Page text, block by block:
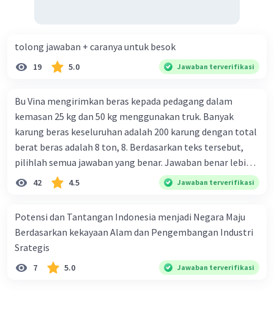
tolong jawaban + caranya untuk besok
19 5.0 Jawaban terverifikasi
Bu Vina mengirimkan beras kepada pedagang dalam
kemasan 25 kg dan 50 kg menggunakan truk. Banyak
karung beras keseluruhan adalah 200 karung dengan total
berat beras adalah 8 ton, 8. Berdasarkan teks tersebut,
pilihlah semua jawaban yang benar. Jawaban benar lebih
dari satu. Banyak karung beras kemasan 25 kg adalah 50
buah. Banyak karung beras kemasan 50 kg adalah 150
ton. Perbandingan berat beras kemasan 25 kg dan 50 kg
dalam truk adalah 1: 3. 9. Berdasarkan teks tersebut, jika
biaya setiap beras karung kecil adalah Rp7.500 dan karung
besar Rp14.000, berapakah biaya angkut semua beras yang
42 4.5 Jawaban terverifikasi
Potensi dan Tantangan Indonesia menjadi Negara Maju
Berdasarkan kekayaan Alam dan Pengembangan Industri
Srategis
7 5.0 Jawaban terverifikasi